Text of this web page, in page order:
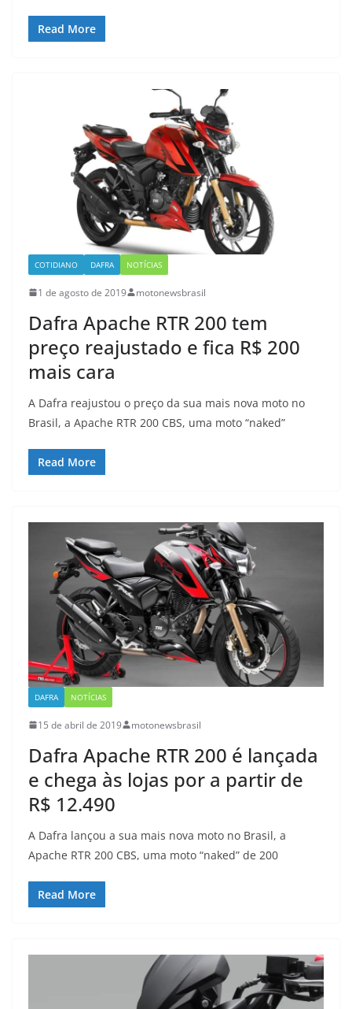
Read More
COTIDIANO DAFRA NOTÍCIAS
1 de agosto de 2019 motonewsbrasil
Dafra Apache RTR 200 tem
preço reajustado e fica R$ 200
mais cara
A Dafra reajustou o preço da sua mais nova moto no
Brasil, a Apache RTR 200 CBS, uma moto “naked”
Read More
DAFRA NOTÍCIAS
15 de abril de 2019 motonewsbrasil
Dafra Apache RTR 200 é lançada
e chega às lojas por a partir de
R$ 12.490
A Dafra lançou a sua mais nova moto no Brasil, a
Apache RTR 200 CBS, uma moto “naked” de 200
Read More